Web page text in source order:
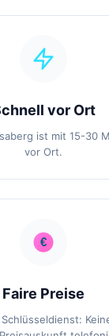
vor Ort
ist mit 15-30
vor Ort.
Faire Preise